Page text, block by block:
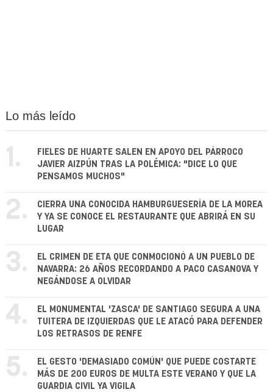
Lo más leído
1.
FIELES DE HUARTE SALEN EN APOYO DEL PÁRROCO
JAVIER AIZPÚN TRAS LA POLÉMICA: "DICE LO QUE
PENSAMOS MUCHOS"
2.
CIERRA UNA CONOCIDA HAMBURGUESERÍA DE LA MOREA
Y YA SE CONOCE EL RESTAURANTE QUE ABRIRÁ EN SU
LUGAR
3.
EL CRIMEN DE ETA QUE CONMOCIONÓ A UN PUEBLO DE
NAVARRA: 26 AÑOS RECORDANDO A PACO CASANOVA Y
NEGÁNDOSE A OLVIDAR
4.
EL MONUMENTAL 'ZASCA' DE SANTIAGO SEGURA A UNA
TUITERA DE IZQUIERDAS QUE LE ATACÓ PARA DEFENDER
LOS RETRASOS DE RENFE
5.
EL GESTO 'DEMASIADO COMÚN' QUE PUEDE COSTARTE
MÁS DE 200 EUROS DE MULTA ESTE VERANO Y QUE LA
GUARDIA CIVIL YA VIGILA